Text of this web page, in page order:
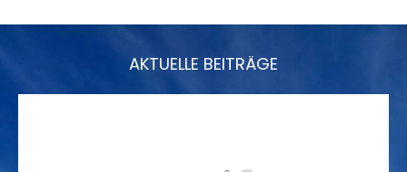
AKTUELLE BEITRÄGE